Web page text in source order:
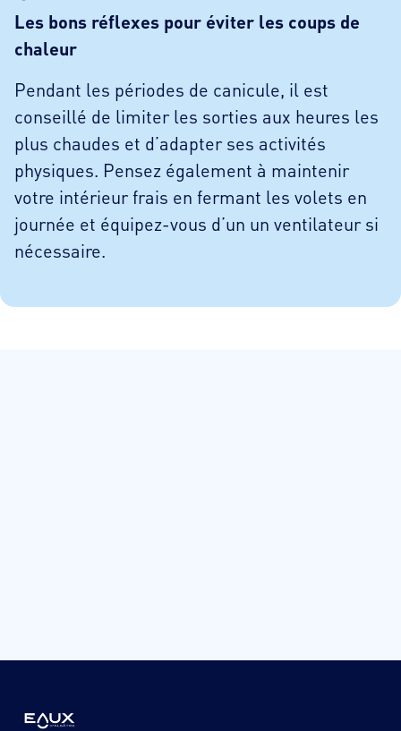
Les bons réflexes pour éviter les coups de
chaleur
Pendant les périodes de canicule, il est
conseillé de limiter les sorties aux heures les
plus chaudes et d’adapter ses activités
physiques. Pensez également à maintenir
votre intérieur frais en fermant les volets en
journée et équipez-vous d’un un ventilateur si
nécessaire.